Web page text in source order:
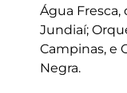
Água Fresca,
Jundiaí;
Campinas, e
Negra.